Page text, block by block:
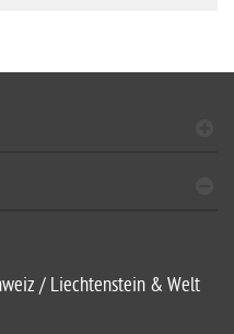
/ Liechtenstein & Welt